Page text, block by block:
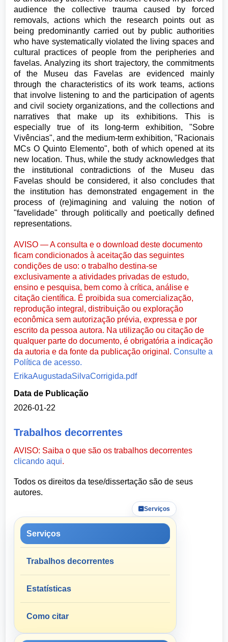
audience the collective trauma caused by forced
removals, actions which the research points out as
being predominantly carried out by public authorities
who have systematically violated the living spaces and
cultural practices of people from the peripheries and
favelas. Analyzing its short trajectory, the commitments
of the Museu das Favelas are evidenced mainly
through the characteristics of its work teams, actions
that involve listening to and the participation of agents
and civil society organizations, and the collections and
narratives that make up its exhibitions. This is
especially true of its long-term exhibition, "Sobre
Vivências", and the medium-term exhibition, "Racionais
MCs O Quinto Elemento", both of which opened at its
new location. Thus, while the study acknowledges that
the institutional contradictions of the Museu das
Favelas should be considered, it also concludes that
the institution has demonstrated engagement in the
process of (re)imagining and valuing the notion of
"favelidade" through politically and poetically defined
representations.
AVISO — A consulta e o download deste documento
ficam condicionados à aceitação das seguintes
condições de uso: o trabalho destina-se
exclusivamente a atividades privadas de estudo,
ensino e pesquisa, bem como à crítica, análise e
citação científica. É proibida sua comercialização,
reprodução integral, distribuição ou exploração
econômica sem autorização prévia, expressa e por
escrito da pessoa autora. Na utilização ou citação de
qualquer parte do documento, é obrigatória a indicação
da autoria e da fonte da publicação original.Consulte a
Política de acesso.
ErikaAugustadaSilvaCorrigida.pdf
Data de Publicação
2026-01-22
Trabalhos decorrentes
AVISO: Saiba o que são os trabalhos decorrentes
clicando aqui.
Todos os direitos da tese/dissertação são de seus
autores.
Serviços
Serviços
Trabalhos decorrentes
Estatísticas
Como citar